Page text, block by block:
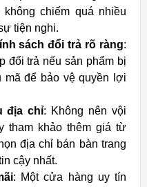
chiếm quá nhiều
tiện nghi.
sách đổi trả rõ ràng:
đổi trả nếu sản phẩm bị
mã để bảo vệ quyền lợi
địa chỉ: Không nên vội
tham khảo thêm giá từ
địa chỉ bán bàn trang
cậy nhất.
: Một cửa hàng uy tín